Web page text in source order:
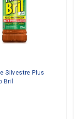
Silvestre Plus
Bril